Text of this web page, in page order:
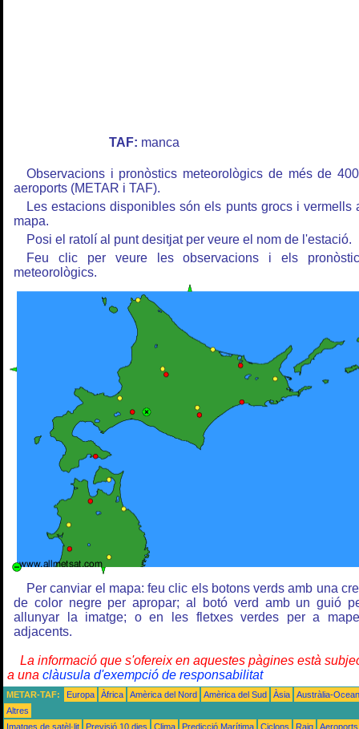
TAF: manca
Observacions i pronòstics meteorològics de més de
aeroports (METAR i TAF).
Les estacions disponibles són els punts grocs i vermells
mapa.
Posi el ratolí al punt desitjat per veure el nom de l'estació.
Feu clic per veure les observacions i els
meteorològics.
Per canviar el mapa: feu clic els botons verds amb una
de color negre per apropar; al botó verd amb un guió
allunyar la imatge; o en les fletxes verdes per a
adjacents.
La informació que s'ofereix en aquestes pàgines està
a una clàusula d'exempció de responsabilitat
METAR-TAF: Europa Àfrica Amèrica del Nord Amèrica del Sud Àsia
Austràlia-
Altres
Imatges de satèl·lit
Previsió 10 dies Clima Predicció Marítima Ciclons Raig Aeroports